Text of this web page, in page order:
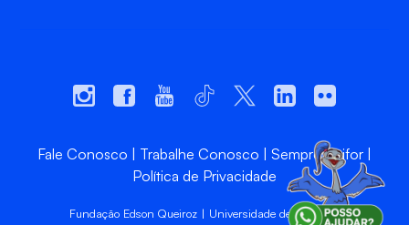
Fale Conosco Trabalhe Conosco
Sempre Unifor
Política de Privacidade
Fundação Edson Queiroz | Universidade de Fortaleza